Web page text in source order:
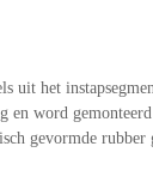
uit het
en word
gevormde rubber